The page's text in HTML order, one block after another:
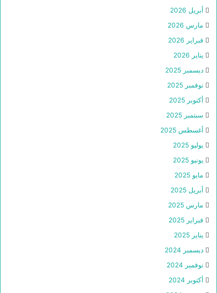
أبريل 2026
مارس 2026
فبراير 2026
يناير 2026
ديسمبر 2025
نوفمبر 2025
أكتوبر 2025
سبتمبر 2025
أغسطس 2025
يوليو 2025
يونيو 2025
مايو 2025
أبريل 2025
مارس 2025
فبراير 2025
يناير 2025
ديسمبر 2024
نوفمبر 2024
أكتوبر 2024